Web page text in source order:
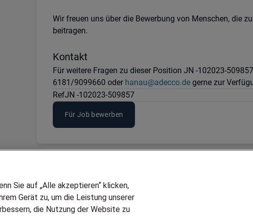
Wir freuen uns über die Bewerbung von Menschen, die
beitragen.
Kontakt
Für weitere Fragen zu dieser Position JN -102023-
6181/9099660 oder hanau@adecco.degerne zur
RefJN -102023-509857
Für Job bewerben
Sie auf „Alle akzeptieren“ klicken,
Gerät zu, um die Leistung unserer
die Nutzung der Website zu